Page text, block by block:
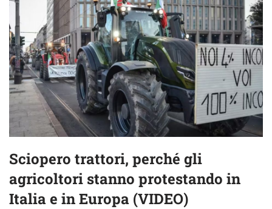
Sciopero trattori, perché gli
agricoltori stanno protestando in
Italia e in Europa (VIDEO)